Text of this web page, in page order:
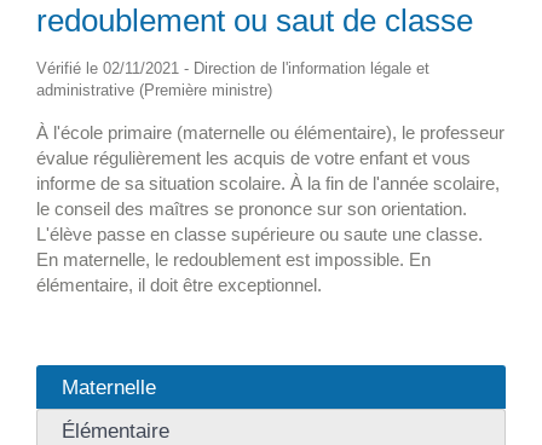
redoublement ou saut de classe
Vérifié le 02/11/2021 - Direction de l'information légale et
administrative (Première ministre)
À l'école primaire (maternelle ou élémentaire), le professeur
évalue régulièrement les acquis de votre enfant et vous
informe de sa situation scolaire. À la fin de l'année scolaire,
le conseil des maîtres se prononce sur son orientation.
L'élève passe en classe supérieure ou saute une classe.
En maternelle, le redoublement est impossible. En
élémentaire, il doit être exceptionnel.
Maternelle
Élémentaire